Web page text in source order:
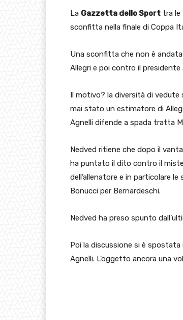
La Gazzetta dello Sport tra le
sconfitta nella finale di Coppa
Una sconfitta che non è
Allegri e poi contro il
Il motivo? la diversità di vedute
mai stato un estimatore di
Agnelli difende a spada tratta
Nedved ritiene che dopo il
ha puntato il dito contro il
dell’allenatore e in particolare
Bonucci per Bernardeschi.
Nedved ha preso spunto
Poi la discussione si è
Agnelli. L’oggetto ancora una